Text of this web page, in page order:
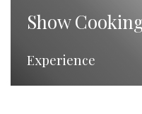
Show
Experience